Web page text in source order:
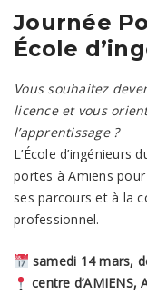
Journée
École
Vous souhaitez
licence et vous
l’apprentissage ?
L’École d’ingénieurs
portes à Amiens
ses parcours et à la
professionnel.
samedi 14 mars,
centre d’AMIENS,